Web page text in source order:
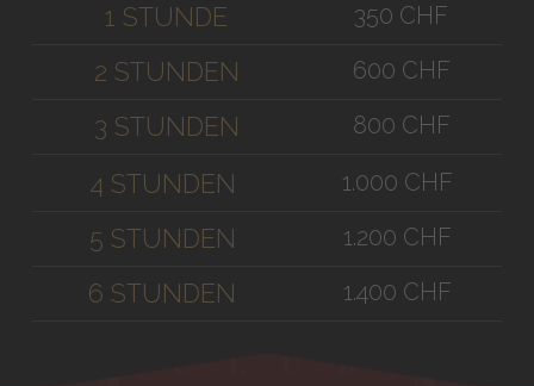
1 STUNDE 350 CHF
2 STUNDEN 600 CHF
3 STUNDEN 800 CHF
4 STUNDEN 1.000 CHF
5 STUNDEN 1.200 CHF
6 STUNDEN 1.400 CHF